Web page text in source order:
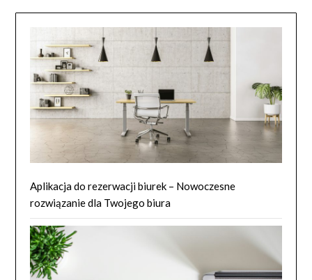
Aplikacja do rezerwacji biurek – Nowoczesne
rozwiązanie dla Twojego biura